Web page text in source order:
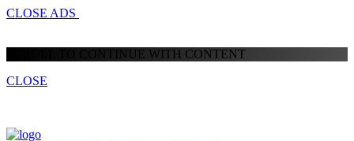
CLOSE ADS
SCROLL TO CONTINUE WITH CONTENT
CLOSE